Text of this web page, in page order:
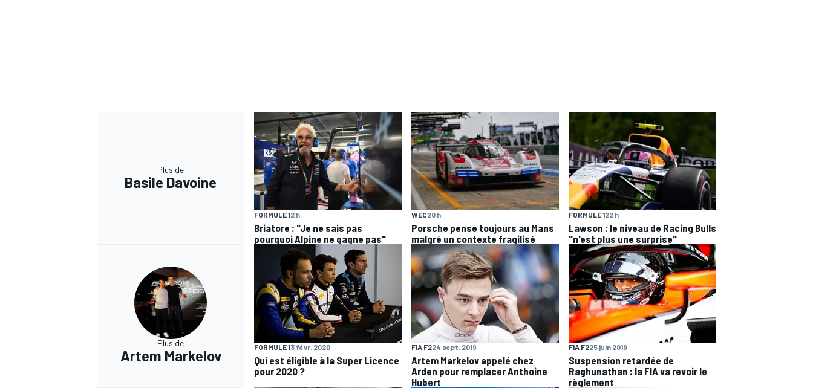
Plus de
Basile Davoine
FORMULE 12 h
Briatore : "Je ne sais pas
pourquoi Alpine ne gagne pas"
WEC20 h
Porsche pense toujours au Mans
malgré un contexte fragilisé
FORMULE 122 h
Lawson : le niveau de Racing Bulls
"n'est plus une surprise"
Plus de
Artem Markelov
FORMULE 13 févr. 2020
Qui est éligible à la Super Licence
pour 2020 ?
FIA F224 sept. 2019
Artem Markelov appelé chez
Arden pour remplacer Anthoine
Hubert
FIA F225 juin 2019
Suspension retardée de
Raghunathan : la FIA va revoir le
règlement